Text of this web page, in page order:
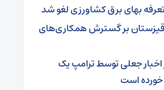
بهای برق کشاورزی لغو شد
بر گسترش همکاری‌های
اخبار جعلی توسط ترامپ یک
است